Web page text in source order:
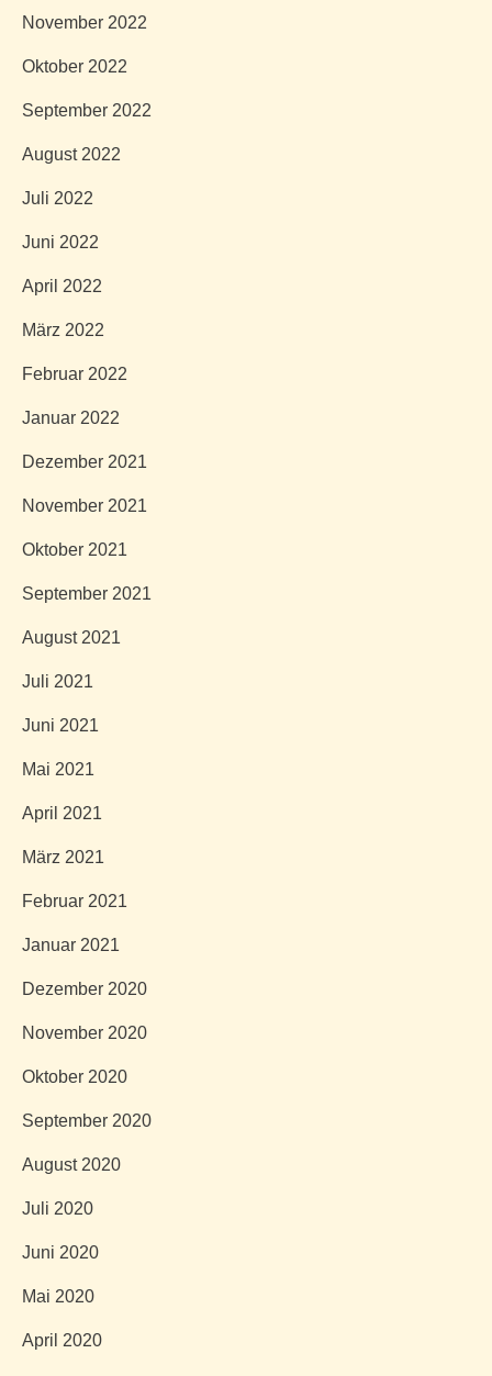
November 2022
Oktober 2022
September 2022
August 2022
Juli 2022
Juni 2022
April 2022
März 2022
Februar 2022
Januar 2022
Dezember 2021
November 2021
Oktober 2021
September 2021
August 2021
Juli 2021
Juni 2021
Mai 2021
April 2021
März 2021
Februar 2021
Januar 2021
Dezember 2020
November 2020
Oktober 2020
September 2020
August 2020
Juli 2020
Juni 2020
Mai 2020
April 2020